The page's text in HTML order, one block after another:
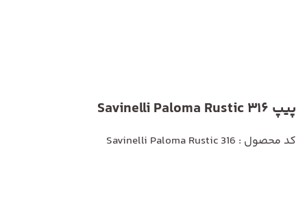
پیپ Savinelli Paloma Rustic 316
کد محصول : Savinelli Paloma Rustic 316